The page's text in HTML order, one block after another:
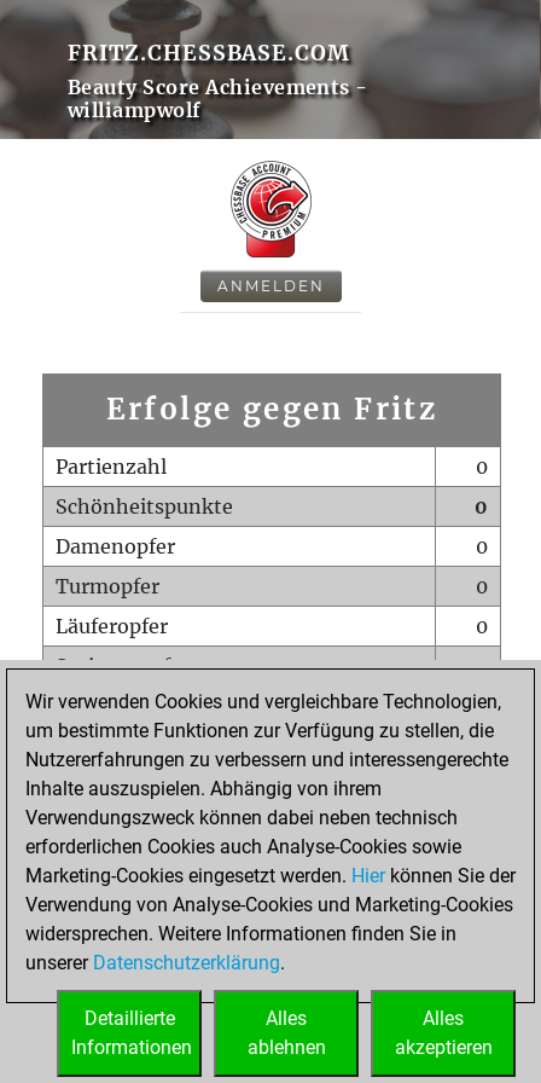
FRITZ.CHESSBASE.COM
Beauty Score Achievements -
williampwolf
ANMELDEN
Erfolge gegen Fritz
Partienzahl
0
Schönheitspunkte
0
Damenopfer
0
Turmopfer
0
Läuferopfer
0
Springeropfer
0
Bauernopfer
0
Matt auf vollem Brett
0
Bauer setzt Matt
Erstickte Matts
Unterverwandlungen
0
Türme auf der siebten
0
STARTSEITE
Wir verwenden Cookies und vergleichbare Technologien,
um bestimmte Funktionen zur Verfügung zu stellen, die
Nutzererfahrungen zu verbessern und interessengerechte
Inhalte auszuspielen. Abhängig von ihrem
Verwendungszweck können dabei neben technisch
erforderlichen Cookies auch Analyse-Cookies sowie
Marketing-Cookies eingesetzt werden. Hierkönnen Sie der
Verwendung von Analyse-Cookies und Marketing-Cookies
widersprechen. Weitere Informationen finden Sie in
unserer Datenschutzerklärung.
Alles
akzeptieren
Alles
ablehnen
Detaillierte
Informationen